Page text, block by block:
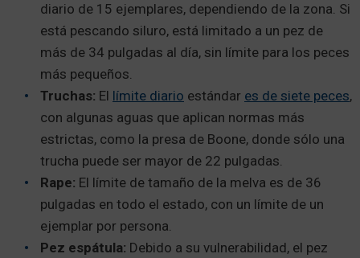
diario de 15 ejemplares, dependiendo de la zona. Si
está pescando siluro, está limitado a un pez de
más de 34 pulgadas al día, sin límite para los peces
más pequeños.
Truchas: El límite diario estándar es de siete peces,
con algunas aguas que aplican normas más
estrictas, como la presa de Boone, donde sólo una
trucha puede ser mayor de 22 pulgadas.
Rape: El límite de tamaño de la melva es de 36
pulgadas en todo el estado, con un límite de un
ejemplar por persona.
Pez espátula: Debido a su vulnerabilidad, el pez